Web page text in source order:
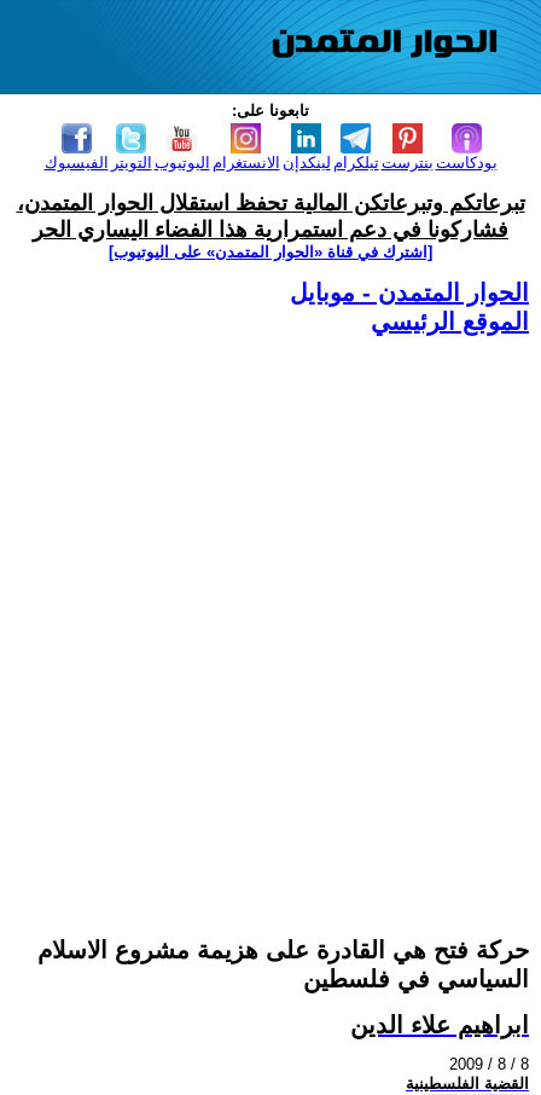
تابعونا على:
الفيسبوك التويتر اليوتيوب الانستغرام لينكدإن تيلكرامبنترست بودكاست
تبرعاتكم وتبرعاتكن المالية تحفظ استقلال الحوار المتمدن،
فشاركونا في دعم استمرارية هذا الفضاء اليساري الحر
[اشترك في قناة ‫«الحوار المتمدن» على اليوتيوب]
الحوار المتمدن - موبايل
الموقع الرئيسي
حركة فتح هي القادرة على هزيمة مشروع الاسلام
السياسي في فلسطين
ابراهيم علاء الدين
2009 / 8 / 8
القضية الفلسطينية